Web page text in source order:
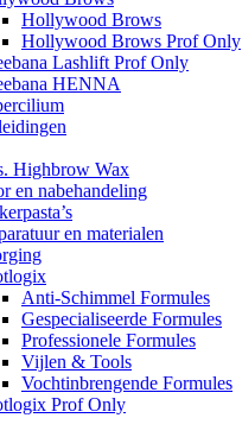
Hollywood Brows
Hollywood Brows Prof Only
Lashlift Prof Only
HENNA
Highbrow Wax
en nabehandeling
en materialen
Anti-Schimmel Formules
Gespecialiseerde Formules
Professionele Formules
Vijlen & Tools
Vochtinbrengende Formules
Prof Only